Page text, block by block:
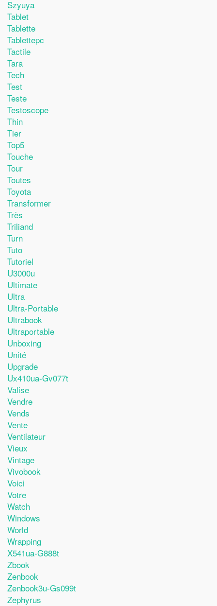
Szyuya
Tablet
Tablette
Tablettepc
Tactile
Tara
Tech
Test
Teste
Testoscope
Thin
Tier
Top5
Touche
Tour
Toutes
Toyota
Transformer
Très
Triliand
Turn
Tuto
Tutoriel
U3000u
Ultimate
Ultra
Ultra-Portable
Ultrabook
Ultraportable
Unboxing
Unité
Upgrade
Ux410ua-Gv077t
Valise
Vendre
Vends
Vente
Ventilateur
Vieux
Vintage
Vivobook
Voici
Votre
Watch
Windows
World
Wrapping
X541ua-G888t
Zbook
Zenbook
Zenbook3u-Gs099t
Zephyrus